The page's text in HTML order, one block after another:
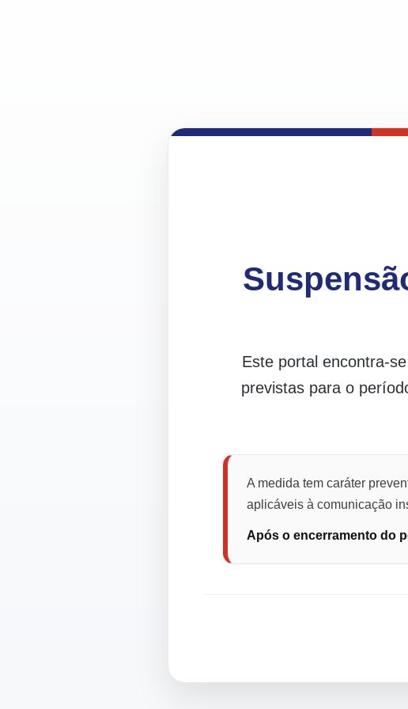
Este portal encontra-
previstas para o
A medida tem caráter
aplicáveis à comunicação
Após o encerramento do